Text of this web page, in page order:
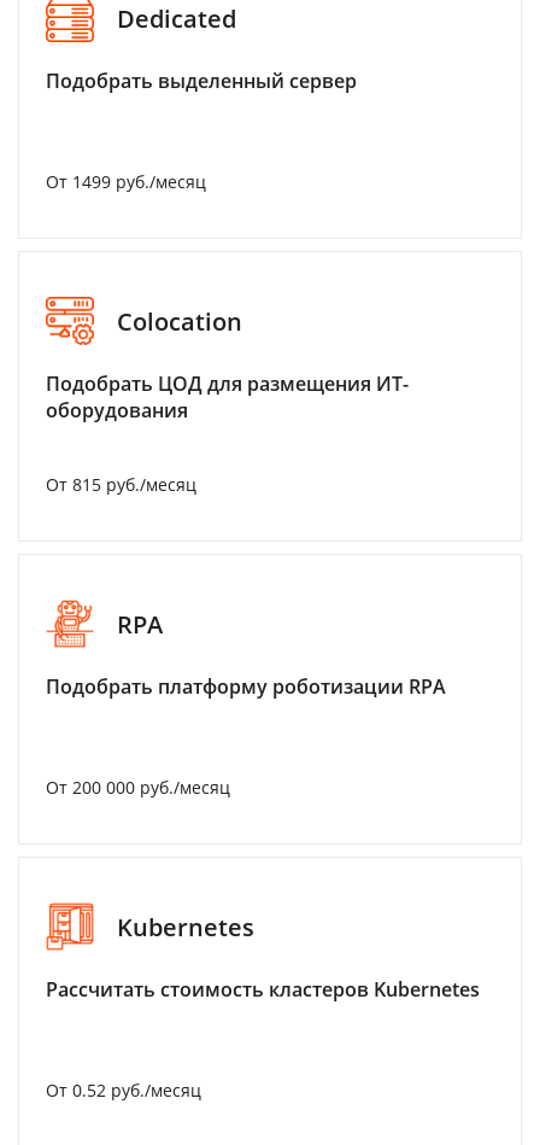
Dedicated
Подобрать выделенный сервер
От 1499 руб./месяц
Colocation
Подобрать ЦОД для размещения ИТ-
оборудования
От 815 руб./месяц
RPA
Подобрать платформу роботизации RPA
От 200 000 руб./месяц
Kubernetes
Рассчитать стоимость кластеров Kubernetes
От 0.52 руб./месяц